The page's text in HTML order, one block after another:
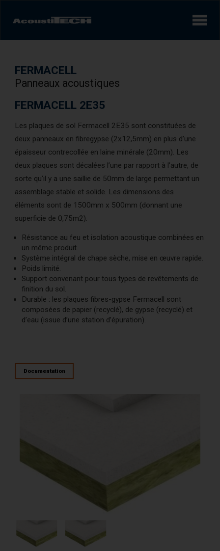
Services et solutions
Apprendre
Vidéos
Réalisations/Études de cas
Expérience sonore AcoustiINDEX
AcoustiCONDO
À propos Contact English
FERMACELL
Panneaux acoustiques
FERMACELL 2E35
Les plaques de sol Fermacell 2E35 sont constituées de
deux panneaux en fibregypse (2x12,5mm) en plus d’une
épaisseur contrecollée en laine minérale (20mm). Les
deux plaques sont décalées l’une par rapport à l’autre, de
sorte qu’il y a une saillie de 50mm de large permettant un
assemblage stable et solide. Les dimensions des
éléments sont de 1500mm x 500mm (donnant une
superficie de 0,75m2).
Résistance au feu et isolation acoustique combinées en
un même produit.
Système intégral de chape sèche, mise en œuvre rapide.
Poids limité.
Support convenant pour tous types de revêtements de
finition du sol.
Durable : les plaques fibres-gypse Fermacell sont
composées de papier (recyclé), de gypse (recyclé) et
d’eau (issue d’une station d’épuration).
Documentation